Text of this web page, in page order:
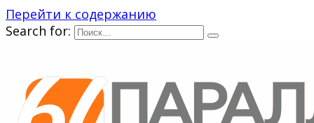
Перейти к содержанию
Search for: